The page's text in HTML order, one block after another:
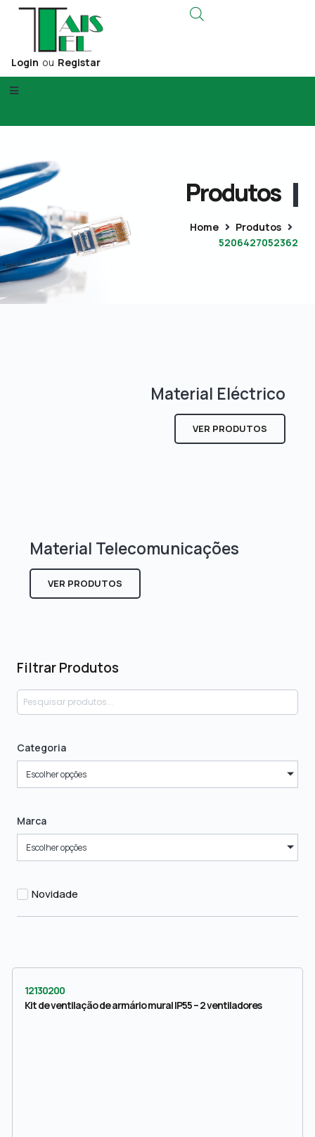
Login ou Registar
Produtos
Home
Produtos
5206427052362
Filtrar Produtos
Categoria
Escolher opções
Marca
Escolher opções
Novidade
Material Eléctrico
VER PRODUTOS
Material Telecomunicações
VER PRODUTOS
12130200
Kit de ventilação de armário mural IP55 – 2 ventiladores